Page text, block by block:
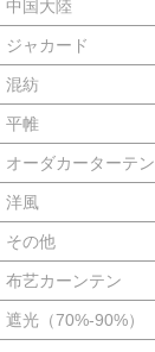
中国大陸
ジャカード
混紡
平帷
オーダカーターテン
洋風
その他
布艺カーンテン
遮光（70%-90%）